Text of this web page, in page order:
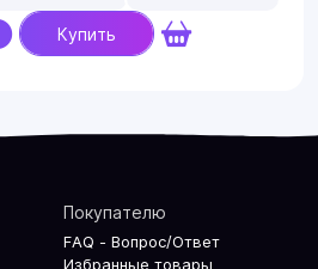
Купить
Покупателю
FAQ - Вопрос/Ответ
Избранные товары